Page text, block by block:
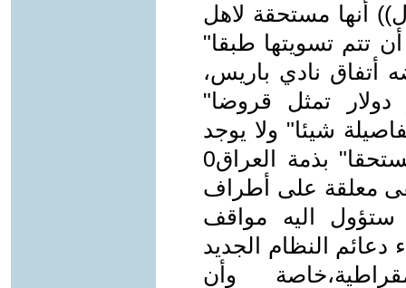
((يقال)) أنها مستحقة لاهل
أن تتم تسويتها طبقا"
أتفاق نادي باريس،
أتضح أن(35)مليار دولار تمثل قروضا"
شيئا" ولا يوجد
ما يثبت على أنه يمثل فعلا" دينا" مستحقا" بذمة العراق0
دولار تبقى معلقة على أطراف
ستؤول اليه مواقف
دعائم النظام الجديد
وأن